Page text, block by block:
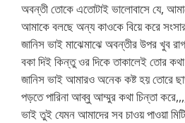
অবন্তী তোকে এতোটাই ভালোবাসে যে,
আমাকে বলছে অন্য কাওকে বিয়ে করে
জানিস ভাই মাঝেমাঝে অবন্তীর উপর খুব
বকা দিই কিন্তু ওর দিকে তাকালেই তোর
জানিস ভাই আমারও অনেক কষ্ট হয় তোরে
পড়তে পারিনা আব্বু আম্মুর কথা চিন্তা
ভাই তুই যেমন আমাদের সব চাওয় পাওয়া